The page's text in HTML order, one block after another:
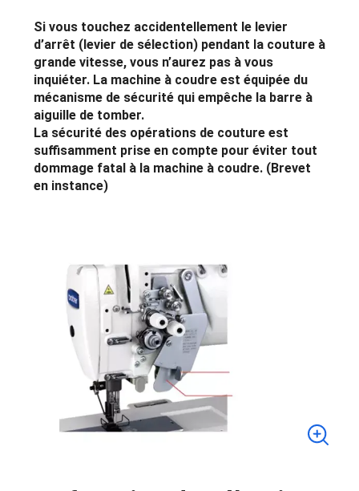
Si vous touchez accidentellement le levier
d’arrêt (levier de sélection) pendant la couture à
grande vitesse, vous n’aurez pas à vous
inquiéter. La machine à coudre est équipée du
mécanisme de sécurité qui empêche la barre à
aiguille de tomber.
La sécurité des opérations de couture est
suffisamment prise en compte pour éviter tout
dommage fatal à la machine à coudre. (Brevet
en instance)